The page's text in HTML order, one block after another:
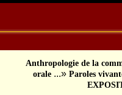
Anthropologie de la
orale...» Paroles